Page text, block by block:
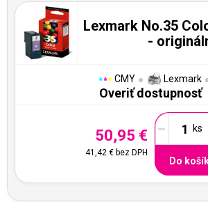
Lexmark No.35
-
CMY Lexmark
Overiť dostupnosť
50,95 €
41,42 € bez DPH
-
Do